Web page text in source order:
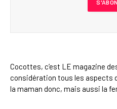
Cocottes, c’est LE magazine
considération tous les aspects
la maman donc, mais aussi la